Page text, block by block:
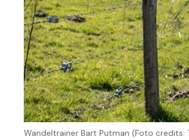
Wandeltrainer Bart Putman (Foto credits: